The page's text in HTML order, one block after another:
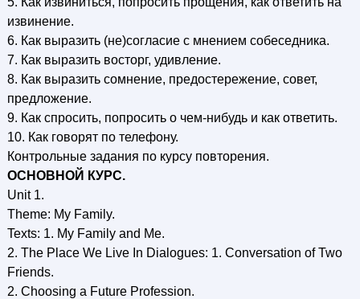
извинение.
6. Как выразить (не)согласие с мнением собеседника.
7. Как выразить восторг, удивление.
8. Как выразить сомнение, предостережение, совет,
предложение.
9. Как спросить, попросить о чем-нибудь и как ответить.
10. Как говорят по телефону.
Контрольные задания по курсу повторения.
ОСНОВНОЙ КУРС.
Unit 1.
Theme: Му Family.
Texts: 1. Му Family and Me.
2. The Place We Live In Dialogues: 1. Conversation of Two
Friends.
2. Choosing a Future Profession.